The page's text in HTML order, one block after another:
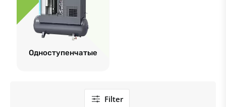
Одноступенчатые
Filter